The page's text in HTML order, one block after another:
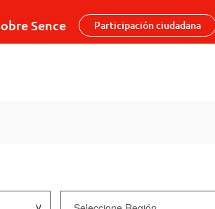
Sence Participación ciudadana